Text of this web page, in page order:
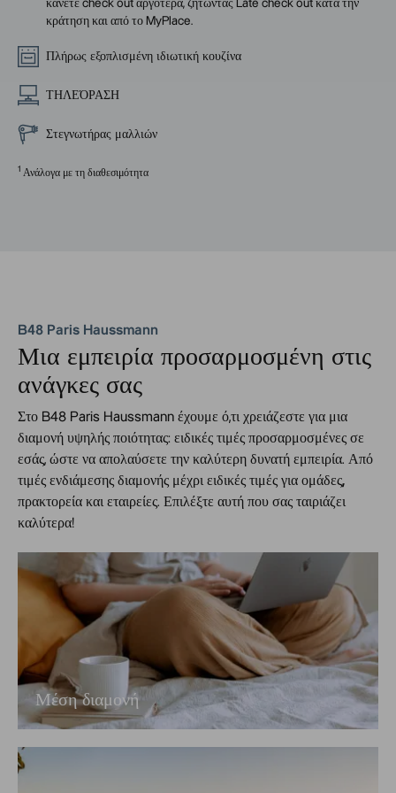
κάνετε check out αργότερα, ζητώντας Late check out κατά την
κράτηση και από το MyPlace.
Πλήρως εξοπλισμένη ιδιωτική κουζίνα
ΤΗΛΕΌΡΑΣΗ
Στεγνωτήρας μαλλιών
1 Ανάλογα με τη διαθεσιμότητα
B48 Paris Haussmann
Μια εμπειρία προσαρμοσμένη στις
ανάγκες σας
Στο B48 Paris Haussmann έχουμε ό,τι χρειάζεστε για μια
διαμονή υψηλής ποιότητας: ειδικές τιμές προσαρμοσμένες σε
εσάς, ώστε να απολαύσετε την καλύτερη δυνατή εμπειρία. Από
τιμές ενδιάμεσης διαμονής μέχρι ειδικές τιμές για ομάδες,
πρακτορεία και εταιρείες. Επιλέξτε αυτή που σας ταιριάζει
καλύτερα!
Μέση διαμονή